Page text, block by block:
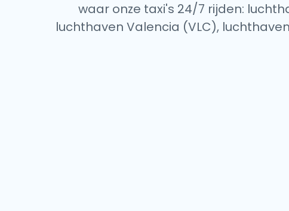
waar onze taxi's 24/7 rijden:
luchthaven Valencia (VLC),